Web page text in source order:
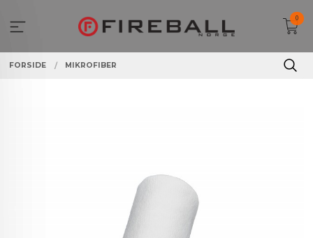
innholdet
0
FORSIDE MIKROFIBER